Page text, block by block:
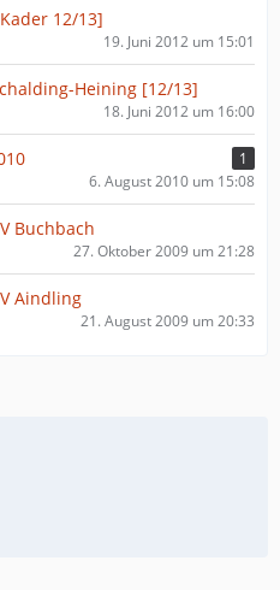
12/13]
19. Juni 2012 um 15:01
Heining [12/13]
18. Juni 2012 um 16:00
1
6. August 2010 um 15:08
Buchbach
27. Oktober 2009 um 21:28
Aindling
21. August 2009 um 20:33